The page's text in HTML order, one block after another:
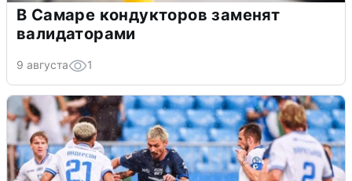
В Самаре кондукторов заменят
валидаторами
9 августа 1